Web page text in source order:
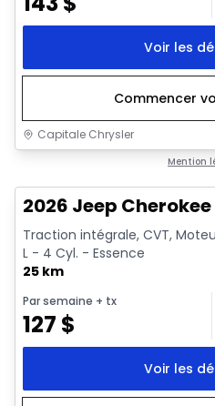
Voir les
Commencer
Capitale Chrysler
Mention
2026 Jeep
Traction intégrale, CVT,
L - 4 Cyl. - Essence
25 km
Par semaine + tx
127 $
Voir les